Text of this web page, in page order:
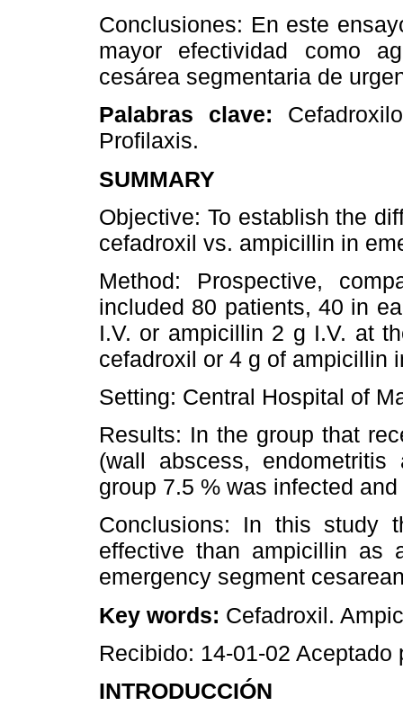
Conclusiones: En este
mayor efectividad como
cesárea segmentaria de
Palabras clave:
Profilaxis.
SUMMARY
Objective: To establish the
cefadroxil vs. ampicillin in
Method: Prospective,
included 80 patients, 40 in
I.V. or ampicillin 2 g I.V. at
cefadroxil or 4 g of ampicillin
Setting: Central Hospital of
Results: In the group that
(wall abscess,
group 7.5 % was infected
Conclusions: In this study
effective than ampicillin as
emergency segment
Key words: Cefadroxil.
Recibido: 14-01-02
INTRODUCCIÓN